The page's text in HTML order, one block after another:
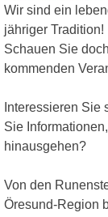
Wir sind ein
jähriger Tradition!
Schauen Sie
kommenden
Interessieren Sie
Sie
hinausgehen?
Von den
Öresund-Region